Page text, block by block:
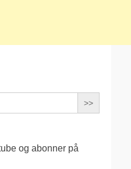
og abonner på